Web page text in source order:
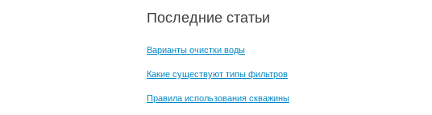
Последние статьи
Варианты очистки воды
Какие существуют типы фильтров
Правила использования скважины